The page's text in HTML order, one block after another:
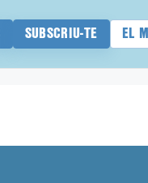
SUBSCRIU-TE EL